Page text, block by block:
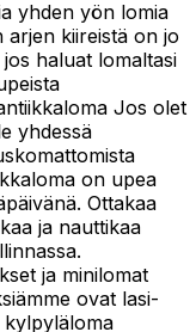
yhden yön lomia
kiireistä on jo
haluat lomaltasi
Jos olet
yhdessä
on upea
Ottakaa
ja nauttikaa
ja minilomat
ovat lasi-